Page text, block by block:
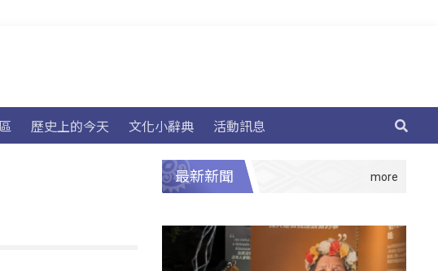
歷史上的今天 文化小辭典 活動訊息
最新新聞